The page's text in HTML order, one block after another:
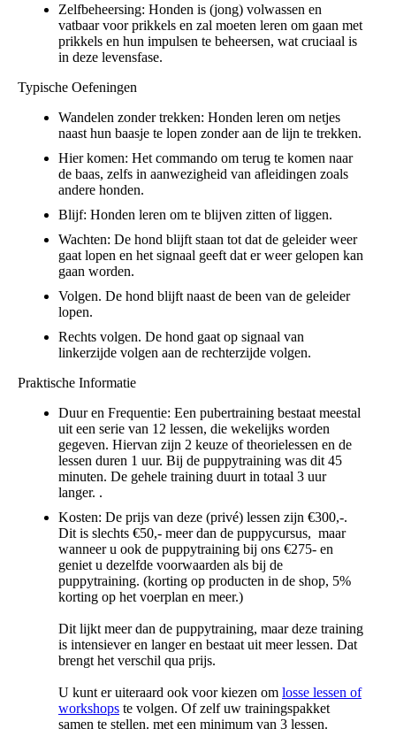
Zelfbeheersing: Honden is (jong) volwassen en
vatbaar voor prikkels en zal moeten leren om gaan met
prikkels en hun impulsen te beheersen, wat cruciaal is
in deze levensfase.
Typische Oefeningen
Wandelen zonder trekken: Honden leren om netjes
naast hun baasje te lopen zonder aan de lijn te trekken.
Hier komen: Het commando om terug te komen naar
de baas, zelfs in aanwezigheid van afleidingen zoals
andere honden.
Blijf: Honden leren om te blijven zitten of liggen.
Wachten: De hond blijft staan tot dat de geleider weer
gaat lopen en het signaal geeft dat er weer gelopen kan
gaan worden.
Volgen. De hond blijft naast de been van de geleider
lopen.
Rechts volgen. De hond gaat op signaal van
linkerzijde volgen aan de rechterzijde volgen.
Praktische Informatie
Duur en Frequentie: Een pubertraining bestaat meestal
uit een serie van 12 lessen, die wekelijks worden
gegeven. Hiervan zijn 2 keuze of theorielessen en de
lessen duren 1 uur. Bij de puppytraining was dit 45
minuten. De gehele training duurt in totaal 3 uur
langer. .
Kosten: De prijs van deze (privé) lessen zijn €300,-.
Dit is slechts €50,- meer dan de puppycursus, maar
wanneer u ook de puppytraining bij ons €275- en
geniet u dezelfde voorwaarden als bij de
puppytraining. (korting op producten in de shop, 5%
korting op het voerplan en meer.)
Dit lijkt meer dan de puppytraining, maar deze training
is intensiever en langer en bestaat uit meer lessen. Dat
brengt het verschil qua prijs.
U kunt er uiteraard ook voor kiezen om losse lessen of
workshops te volgen. Of zelf uw trainingspakket
samen te stellen. met een minimum van 3 lessen.